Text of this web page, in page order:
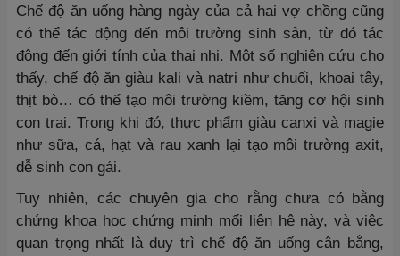
Chế độ ăn uống hàng ngày của cả hai vợ chồng cũng
có thể tác động đến môi trường sinh sản, từ đó tác
động đến giới tính của thai nhi. Một số nghiên cứu cho
thấy, chế độ ăn giàu kali và natri như chuối, khoai tây,
thịt bò… có thể tạo môi trường kiềm, tăng cơ hội sinh
con trai. Trong khi đó, thực phẩm giàu canxi và magie
như sữa, cá, hạt và rau xanh lại tạo môi trường axit,
dễ sinh con gái.
Tuy nhiên, các chuyên gia cho rằng chưa có bằng
chứng khoa học chứng minh mối liên hệ này, và việc
quan trọng nhất là duy trì chế độ ăn uống cân bằng,